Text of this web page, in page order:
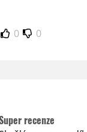
0 0
recenze